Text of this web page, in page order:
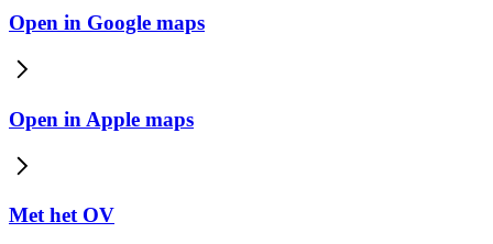
Open in Google maps
Open in Apple maps
Met het OV